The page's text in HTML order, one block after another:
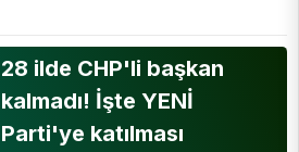
28 ilde CHP'li başkan
kalmadı! İşte YENİ
Parti'ye katılması